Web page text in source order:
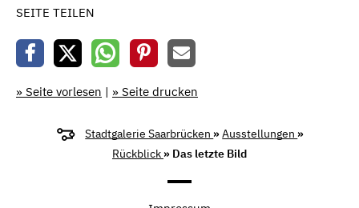
SEITE TEILEN
» Seite vorlesen | » Seite drucken
Stadtgalerie Saarbrücken »Ausstellungen »
Rückblick » Das letzte Bild